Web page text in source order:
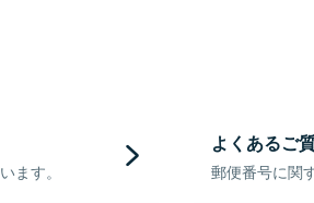
ます。
よくあるご
郵便番号に関